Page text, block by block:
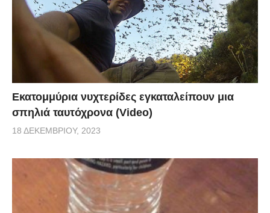
Εκατομμύρια νυχτερίδες εγκαταλείπουν μια
σπηλιά ταυτόχρονα (Video)
18 ΔΕΚΕΜΒΡΊΟΥ, 2023